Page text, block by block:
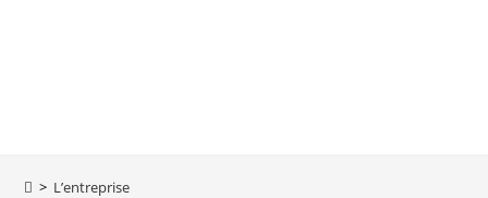
> L’entreprise